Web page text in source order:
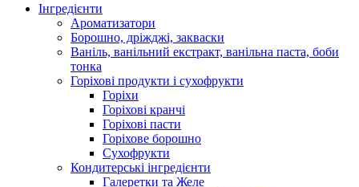
Інгредієнти
Ароматизатори
Борошно, дріжджі, закваски
Ваніль, ванільний екстракт, ванільна паста, боби
тонка
Горіхові продукти і сухофрукти
Горіхи
Горіхові кранчі
Горіхові пасти
Горіхове борошно
Сухофрукти
Кондитерські інгредієнти
Галеретки та Желе